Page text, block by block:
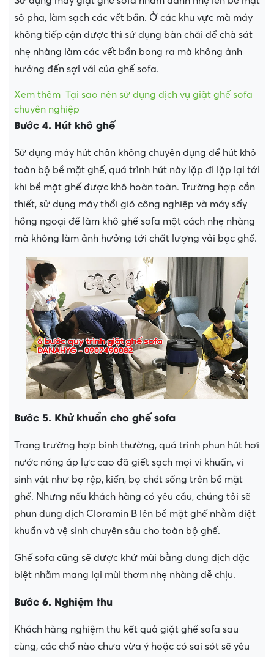
sô pha, làm sạch các vết bẩn. Ở các khu vực mà máy
không tiếp cận được thì sử dụng bàn chải để chà sát
nhẹ nhàng làm các vết bẩn bong ra mà không ảnh
hưởng đến sợi vải của ghế sofa.
Xem thêm Tại sao nên sử dụng dịch vụ giặt ghế sofa
chuyên nghiệp
Bước 4. Hút khô ghế
Sử dụng máy hút chân không chuyên dụng để hút khô
toàn bộ bề mặt ghế, quá trình hút này lặp đi lặp lại tới
khi bề mặt ghế được khô hoàn toàn. Trường hợp cần
thiết, sử dụng máy thổi gió công nghiệp và máy sấy
hồng ngoại để làm khô ghế sofa một cách nhẹ nhàng
mà không làm ảnh hưởng tới chất lượng vải bọc ghế.
Bước 5. Khử khuẩn cho ghế sofa
Trong trường hợp bình thường, quá trình phun hút hơi
nước nóng áp lực cao đã giết sạch mọi vi khuẩn, vi
sinh vật như bọ rệp, kiến, bọ chét sống trên bề mặt
ghế. Nhưng nếu khách hàng có yêu cầu, chúng tôi sẽ
phun dung dịch Cloramin B lên bề mặt ghế nhằm diệt
khuẩn và vệ sinh chuyên sâu cho toàn bộ ghế.
Ghế sofa cũng sẽ được khử mùi bằng dung dịch đặc
biệt nhằm mang lại mùi thơm nhẹ nhàng dễ chịu.
Bước 6. Nghiệm thu
Khách hàng nghiệm thu kết quả giặt ghế sofa sau
cùng, các chổ nào chưa vừa ý hoặc có sai sót sẽ yêu